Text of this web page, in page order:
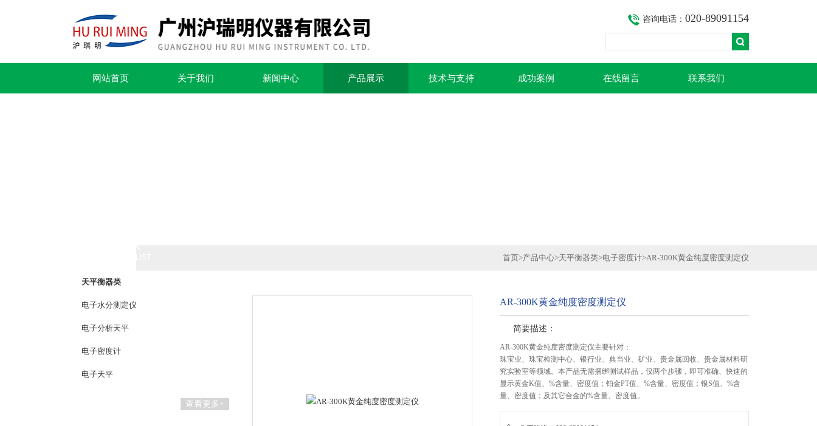
咨询电话： 020-89091154
网站首页 关于我们 新闻中心 产品展示 技术与支持 成功案例 在线留言 联系我们
天平衡器类
电子水分测定仪
电子分析天平
电子密度计
电子天平
查看更多+
首页>产品中心>天平衡器类>电子密度计>AR-300K黄金纯度密度测定仪
AR-300K黄金纯度密度测定仪
简要描述：
AR-300K黄金纯度密度测定仪主要针对：
珠宝业、珠宝检测中心、银行业、典当业、矿业、贵金属回收、贵金属材料研
究实验室等领域。本产品无需捆绑测试样品，仅两个步骤，即可准确、快速的
显示黄金K值、%含量、密度值；铂金PT值、%含量、密度值；银S值、%含
量、密度值；及其它合金的%含量、密度值。